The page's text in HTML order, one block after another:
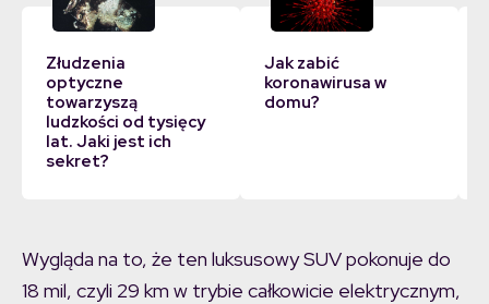
Złudzenia
optyczne
towarzyszą
ludzkości od tysięcy
lat. Jaki jest ich
sekret?
Jak zabić
koronawirusa w
domu?
Wygląda na to, że ten luksusowy SUV pokonuje do
18 mil, czyli 29 km w trybie całkowicie elektrycznym,